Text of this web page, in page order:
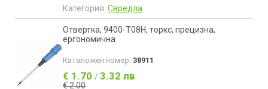
Категория: Свредла
Отвертка, 9400-T08H, торкс, прецизна,
ергономична
Каталожен номер: 38911
€ 1.70 / 3.32 лв
€ 2.00